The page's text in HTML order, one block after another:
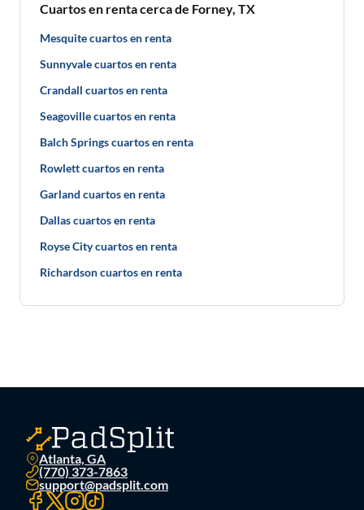
Cuartos en renta cerca de Forney, TX
Mesquite cuartos en renta
Sunnyvale cuartos en renta
Crandall cuartos en renta
Seagoville cuartos en renta
Balch Springs cuartos en renta
Rowlett cuartos en renta
Garland cuartos en renta
Dallas cuartos en renta
Royse City cuartos en renta
Richardson cuartos en renta
Atlanta, GA
(770) 373-7863
support@padsplit.com